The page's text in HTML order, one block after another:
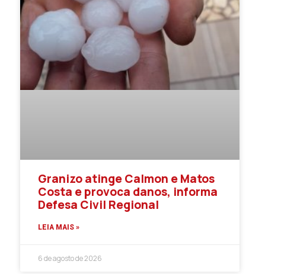
Granizo atinge Calmon e Matos
Costa e provoca danos, informa
Defesa Civil Regional
LEIA MAIS »
6 de agosto de 2026